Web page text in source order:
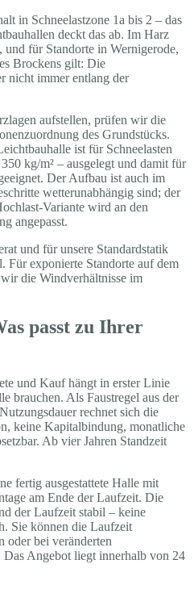
in Schneelastzone 1a bis 2 – das
deckt das ab. Im Harz
und für Standorte in Wernigerode,
Brockens gilt: Die
nicht immer entlang der
aufstellen, prüfen wir die
des Grundstücks.
ist für Schneelasten
kg/m² – ausgelegt und damit für
Der Aufbau ist auch im
wetterunabhängig sind; der
Variante wird an den
angepasst.
und für unsere Standardstatik
Für exponierte Standorte auf dem
die Windverhältnisse im
passt zu Ihrer
und Kauf hängt in erster Linie
brauchen. Als Faustregel aus der
rechnet sich die
keine Kapitalbindung, monatliche
Ab vier Jahren Standzeit
fertig ausgestattete Halle mit
am Ende der Laufzeit. Die
der Laufzeit stabil – keine
Sie können die Laufzeit
oder bei veränderten
Das Angebot liegt innerhalb von 24